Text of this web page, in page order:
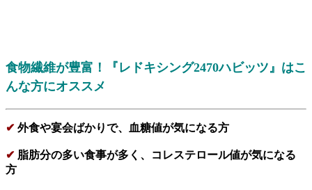
食物繊維が豊富！『レドキシング2470ハビッツ』はこ
んな方にオススメ
✔ 外食や宴会ばかりで、血糖値が気になる方
✔ 脂肪分の多い食事が多く、コレステロール値が気になる
方